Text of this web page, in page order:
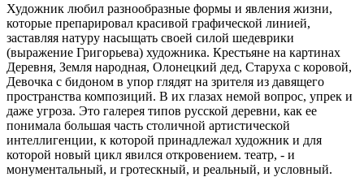
Художник любил разнообразные формы и явления жизни,
которые препарировал красивой графической линией,
заставляя натуру насыщать своей силой шедеврики
(выражение Григорьева) художника. Крестьяне на картинах
Деревня, Земля народная, Олонецкий дед, Старуха с коровой,
Девочка с бидоном в упор глядят на зрителя из давящего
пространства композиций. В их глазах немой вопрос, упрек и
даже угроза. Это галерея типов русской деревни, как ее
понимала большая часть столичной артистической
интеллигенции, к которой принадлежал художник и для
которой новый цикл явился откровением. театр, - и
монументальный, и гротескный, и реальный, и условный.